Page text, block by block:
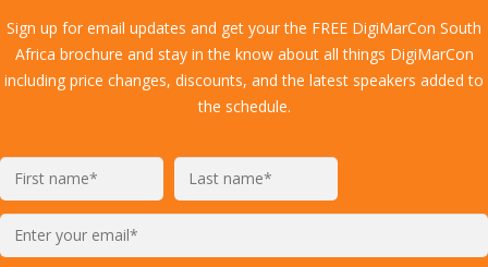
Sign up for email updates and get your the FREE DigiMarCon South
Africa brochure and stay in the know about all things DigiMarCon
including price changes, discounts, and the latest speakers added to
the schedule.